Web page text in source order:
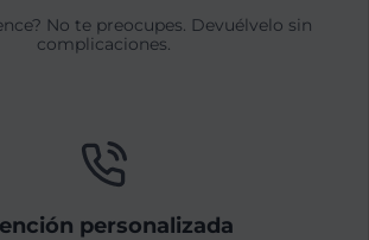
No te preocupes. Devuélvelo sin
complicaciones.
personalizada